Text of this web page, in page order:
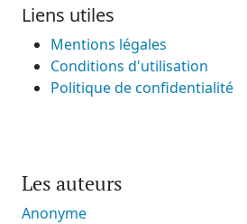
Liens utiles
Mentions légales
Conditions d'utilisation
Politique de confidentialité
Les auteurs
Anonyme